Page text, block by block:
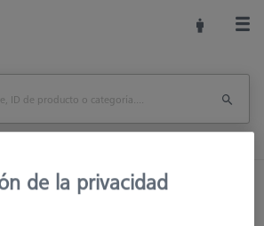
de la máquina
Rayos X
de la privacidad